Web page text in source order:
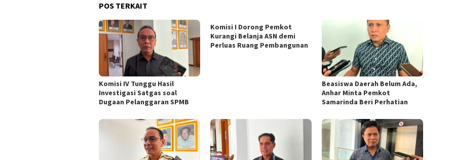
POS TERKAIT
Komisi IV Tunggu Hasil
Investigasi Satgas soal
Dugaan Pelanggaran SPMB
Komisi I Dorong Pemkot
Kurangi Belanja ASN demi
Perluas Ruang Pembangunan
Beasiswa Daerah Belum Ada,
Anhar Minta Pemkot
Samarinda Beri Perhatian